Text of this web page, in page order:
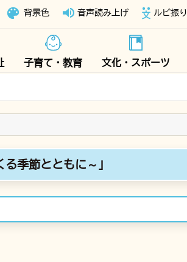
ムページ
背景色 音声読み上げ ルビ振り
子育て・教育 文化・スポーツ
季節とともに～」